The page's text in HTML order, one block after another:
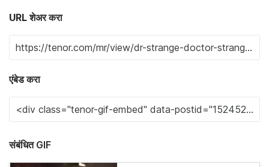
URL शेअर करा
एंबेड करा
संबंधित GIF